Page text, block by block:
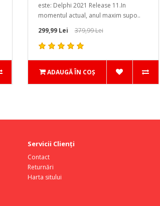
este: Delphi 2021 Release 11.In
momentul actual, anul maxim supo..
299,99 Lei
379,99 Lei
ADAUGĂ ÎN COŞ
Servicii Clienţi
Contact
Returnări
Harta sitului